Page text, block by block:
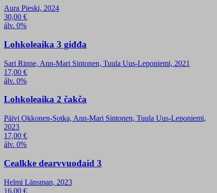
Aura Pieski, 2024
30,00 €
álv. 0%
Lohkoleaika 3 giđđa
Sari Rinne, Ann-Mari Sintonen, Tuula Uus-Leponiemi, 2021
17,00 €
álv. 0%
Lohkoleaika 2 čakča
Päivi Okkonen-Sotka, Ann-Mari Sintonen, Tuula Uus-Leponiemi,
2023
17,00 €
álv. 0%
Cealkke dearvvuođaid 3
Helmi Länsman, 2023
16,00 €